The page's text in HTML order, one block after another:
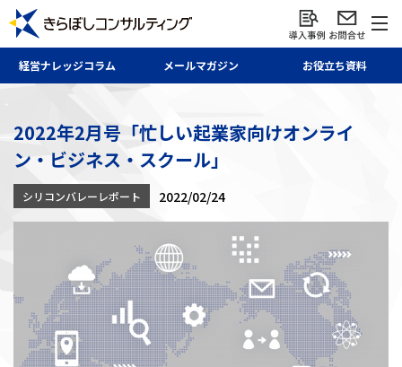
経営ナレッジコラム メールマガジン お役立ち資料
2022年2月号「忙しい起業家向けオンライ
ン・ビジネス・スクール」
シリコンバレーレポート 2022/02/24